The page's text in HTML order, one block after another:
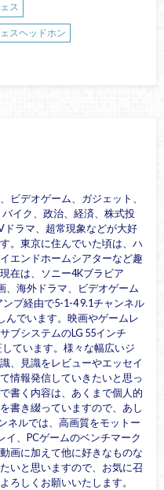
ス
スヘッドホン
ビデオゲーム、ガジェット、
イク、政治、経済、株式投
ドラマ、超常現象などが大好
。東京に住んでいた頃は、ハ
エンドホームシアターなど趣
在は、ソニー4Kブラビア
、海外ドラマ、ビデオゲーム
プ経由で5-1-4 9.1チャンネル
んでいます。映画やゲームレ
ブシステムのLG 55インチ
ています。様々な幅広いジ
、見識をレビューやエッセイ
情報発信していきたいと思っ
書く内容は、あくまで個人的
書き綴っていますので、あし
ネルでは、高画質をモットー
イ、PCゲームのベンチマーク
画に加えて他に好きなものな
いと思いますので、お気に召
ろしくお願いいたします。